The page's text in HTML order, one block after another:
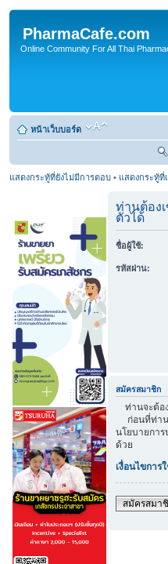
PharmaCafe.com
Online Community For All Thai
หน้าเว็บบอร์ด
แสดงกระทู้ที่ยังไม่มีการตอบ • แสดงกระทู้ที่
ท่านต้อง
ตัวได้
ชื่อผู้ใช้:
รหัสผ่าน:
สมัครสมาชิก
ท่านจะต้อ
ก่อนที่ท่าน
นโยบายกา
ด้วย
เงื่อนไขการ
สมัครสมา